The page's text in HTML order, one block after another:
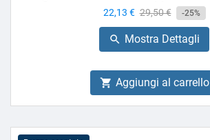
Prezzo
22,13 € Prezzo
base
29,50 € -25%
 Mostra Dettagli
 Aggiungi al carrello